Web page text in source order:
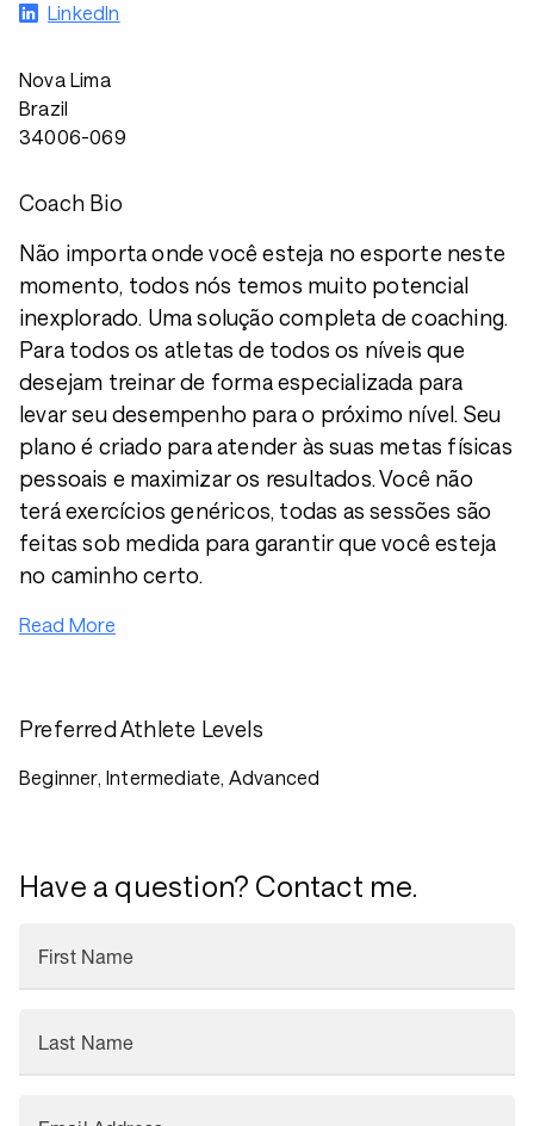
LinkedIn
Nova Lima
Brazil
34006-069
Coach Bio
Não importa onde você esteja no esporte neste
momento, todos nós temos muito potencial
inexplorado. Uma solução completa de coaching.
Para todos os atletas de todos os níveis que
desejam treinar de forma especializada para
levar seu desempenho para o próximo nível. Seu
plano é criado para atender às suas metas físicas
pessoais e maximizar os resultados. Você não
terá exercícios genéricos, todas as sessões são
feitas sob medida para garantir que você esteja
no caminho certo.
Read More
Preferred Athlete Levels
Beginner, Intermediate, Advanced
Have a question? Contact me.
First Name
Last Name